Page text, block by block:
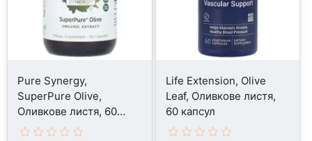
Pure Synergy,
SuperPure Olive,
Оливкове листя, 60
капсул
Life Extension, Olive
Leaf, Оливкове листя,
60 капсул